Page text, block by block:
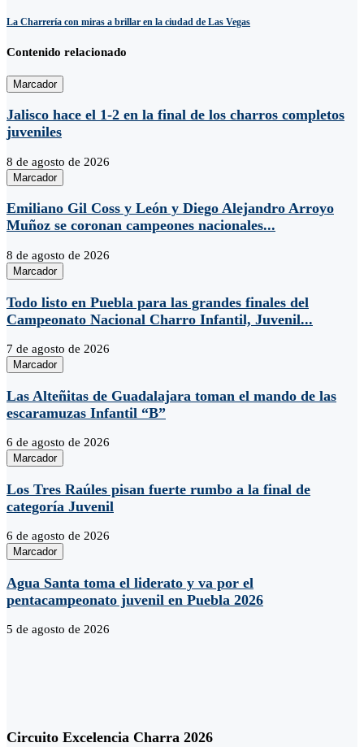
La Charrería con miras a brillar en la ciudad de Las Vegas
Contenido relacionado
Marcador
Jalisco hace el 1-2 en la final de los charros completos
juveniles
8 de agosto de 2026
Marcador
Emiliano Gil Coss y León y Diego Alejandro Arroyo
Muñoz se coronan campeones nacionales...
8 de agosto de 2026
Marcador
Todo listo en Puebla para las grandes finales del
Campeonato Nacional Charro Infantil, Juvenil...
7 de agosto de 2026
Marcador
Las Alteñitas de Guadalajara toman el mando de las
escaramuzas Infantil “B”
6 de agosto de 2026
Marcador
Los Tres Raúles pisan fuerte rumbo a la final de
categoría Juvenil
6 de agosto de 2026
Marcador
Agua Santa toma el liderato y va por el
pentacampeonato juvenil en Puebla 2026
5 de agosto de 2026
Circuito Excelencia Charra 2026